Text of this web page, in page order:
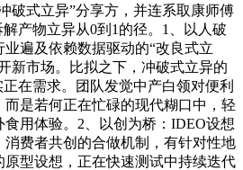
破式立异”分享方，并连系取康师傅
产物立异从0到1的径。1、以人破
遍及依赖数据驱动的“改良式立
新市场。比拟之下，冲破式立异的
在需求。团队发觉中产白领对便利
是若何正在忙碌的现代糊口中，轻
用体验。2、以创为桥：IDEO设想
费者共创的合做机制，有针对性地
型设想，正在快速测试中持续迭代